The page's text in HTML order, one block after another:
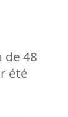
de 48
été